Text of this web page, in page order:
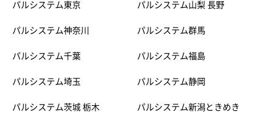
パルシステム東京
パルシステム神奈川
パルシステム千葉
パルシステム埼玉
パルシステム茨城 栃木
パルシステム山梨 長野
パルシステム群馬
パルシステム福島
パルシステム静岡
パルシステム新潟ときめき